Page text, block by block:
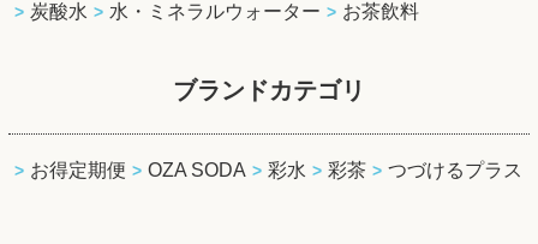
炭酸水 水・ミネラルウォーター お茶飲料
ブランドカテゴリ
お得定期便 OZA SODA 彩水 彩茶 つづけるプラス